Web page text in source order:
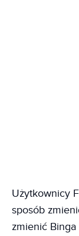
Użytkownicy
sposób
zmienić